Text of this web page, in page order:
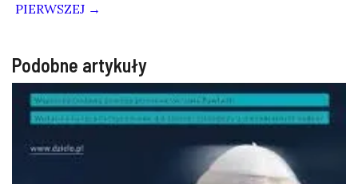
PIERWSZEJ →
Podobne artykuły